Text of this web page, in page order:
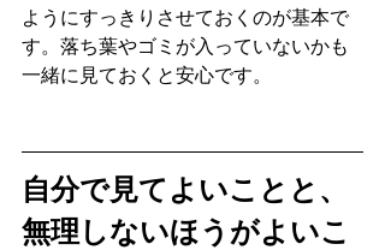
ようにすっきりさせておくのが基本で
す。落ち葉やゴミが入っていないかも
一緒に見ておくと安心です。
自分で見てよいことと、
無理しないほうがよいこ